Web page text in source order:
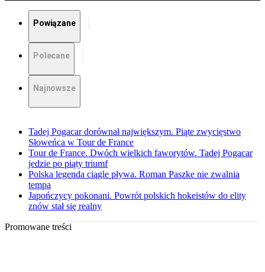
Powiązane
Polecane
Najnowsze
Tadej Pogacar dorównał największym. Piąte zwycięstwo
Słoweńca w Tour de France
Tour de France. Dwóch wielkich faworytów. Tadej Pogacar
jedzie po piąty triumf
Polska legenda ciągle pływa. Roman Paszke nie zwalnia
tempa
Japończycy pokonani. Powrót polskich hokeistów do elity
znów stał się realny
Promowane treści